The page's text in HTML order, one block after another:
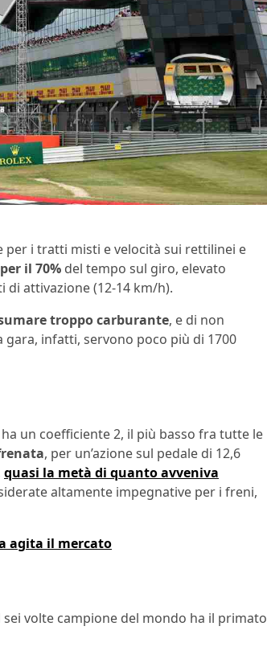
per i tratti misti e velocità sui rettilinei e
il 70% del tempo sul giro, elevato
di attivazione (12-14 km/h).
troppo carburante, e di non
infatti, servono poco più di 1700
un coefficiente 2, il più basso fra tutte le
, per un’azione sul pedale di 12,6
quasi la metà di quanto avveniva
altamente impegnative per i freni,
agita il mercato
volte campione del mondo ha il primato